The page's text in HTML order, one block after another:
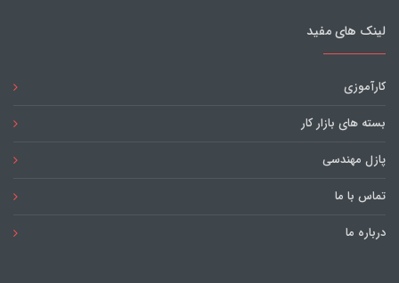
لینک های مفید
کارآموزی
بسته های بازار کار
پازل مهندسی
تماس با ما
درباره ما